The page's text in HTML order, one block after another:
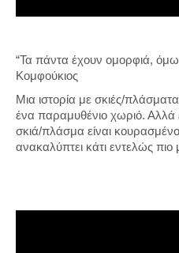
“Τα πάντα έχουν ομορφιά,
Κομφούκιος
Μια ιστορία με σκιές/
ένα παραμυθένιο χωριό.
σκιά/πλάσμα είναι
ανακαλύπτει κάτι εντελώς